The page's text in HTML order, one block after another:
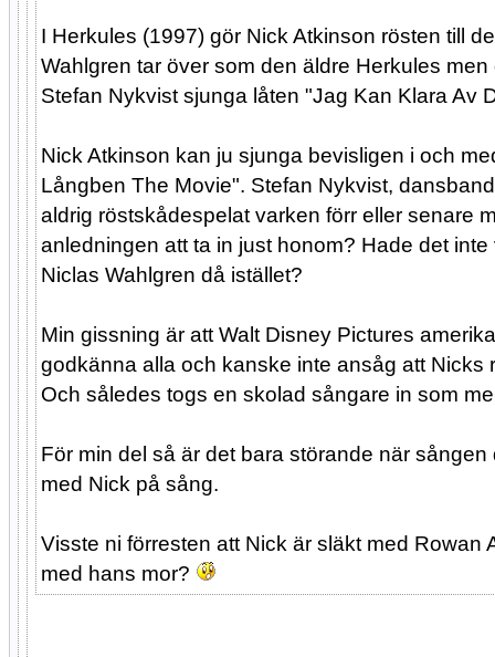
I Herkules (1997) gör Nick Atkinson rösten till
Wahlgren tar över som den äldre Herkules
Stefan Nykvist sjunga låten "Jag Kan Klara Av
Nick Atkinson kan ju sjunga bevisligen i och
Långben The Movie". Stefan Nykvist,
aldrig röstskådespelat varken förr eller senare
anledningen att ta in just honom? Hade det
Niclas Wahlgren då istället?
Min gissning är att Walt Disney Pictures
godkänna alla och kanske inte ansåg att Nicks
Och således togs en skolad sångare in som
För min del så är det bara störande när
med Nick på sång.
Visste ni förresten att Nick är släkt med Rowan
med hans mor?